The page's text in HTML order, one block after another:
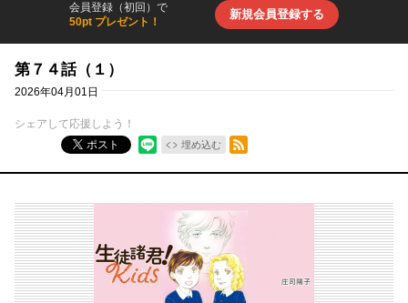
会員登録（初回）で
50pt プレゼント！
新規会員登録する
第７４話（１）
2026年04月01日
シェアして応援しよう！
ポスト
埋め込む
RSSフィード